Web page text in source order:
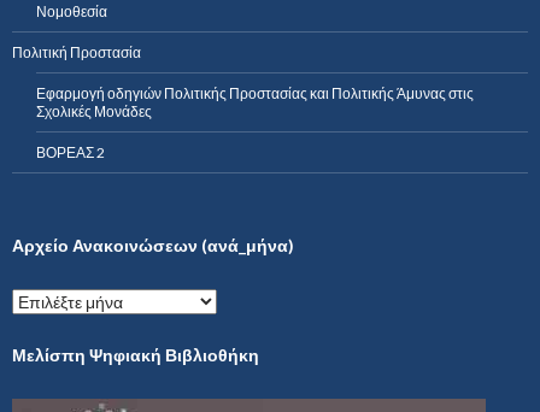
Νομοθεσία
Πολιτική Προστασία
Εφαρμογή οδηγιών Πολιτικής Προστασίας και Πολιτικής Άμυνας στις
Σχολικές Μονάδες
ΒΟΡΕΑΣ 2
Αρχείο Ανακοινώσεων (ανά_μήνα)
Α
ρ
ε
Μελίσπη Ψηφιακή Βιβλιοθήκη